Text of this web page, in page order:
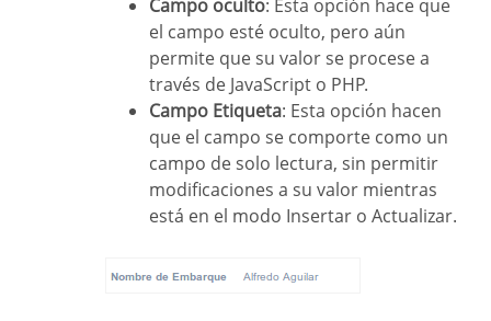
Campo oculto: Esta opción hace que
el campo esté oculto, pero aún
permite que su valor se procese a
través de JavaScript o PHP.
Campo Etiqueta: Esta opción hacen
que el campo se comporte como un
campo de solo lectura, sin permitir
modificaciones a su valor mientras
está en el modo Insertar o Actualizar.